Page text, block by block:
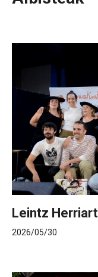
Leintz
2026/05/30